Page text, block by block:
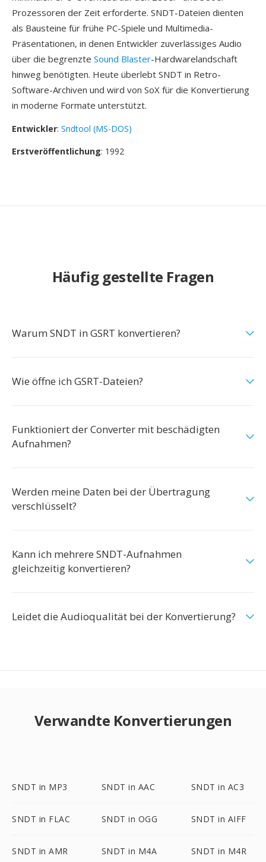
Prozessoren der Zeit erforderte. SNDT-Dateien dienten
als Bausteine für frühe PC-Spiele und Multimedia-
Präsentationen, in denen Entwickler zuverlässiges Audio
über die begrenzte Sound Blaster-Hardwarelandschaft
hinweg benötigten. Heute überlebt SNDT in Retro-
Software-Archiven und wird von SoX für die Konvertierung
in moderne Formate unterstützt.
Entwickler: Sndtool (MS-DOS)
Erstveröffentlichung: 1992
Häufig gestellte Fragen
Warum SNDT in GSRT konvertieren?
Wie öffne ich GSRT-Dateien?
Funktioniert der Converter mit beschädigten
Aufnahmen?
Werden meine Daten bei der Übertragung
verschlüsselt?
Kann ich mehrere SNDT-Aufnahmen
gleichzeitig konvertieren?
Leidet die Audioqualität bei der Konvertierung?
Verwandte Konvertierungen
SNDT in MP3 SNDT in AAC SNDT in AC3
SNDT in FLAC SNDT in OGG SNDT in AIFF
SNDT in AMR SNDT in M4A SNDT in M4R